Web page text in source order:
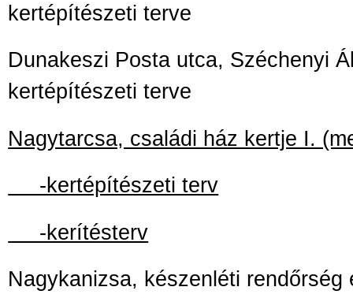
kertépítészeti terve
Dunakeszi Posta utca, Széchenyi
kertépítészeti terve
Nagytarcsa, családi ház kertje I.
-kertépítészeti terv
-kerítésterv
Nagykanizsa, készenléti rendőrség